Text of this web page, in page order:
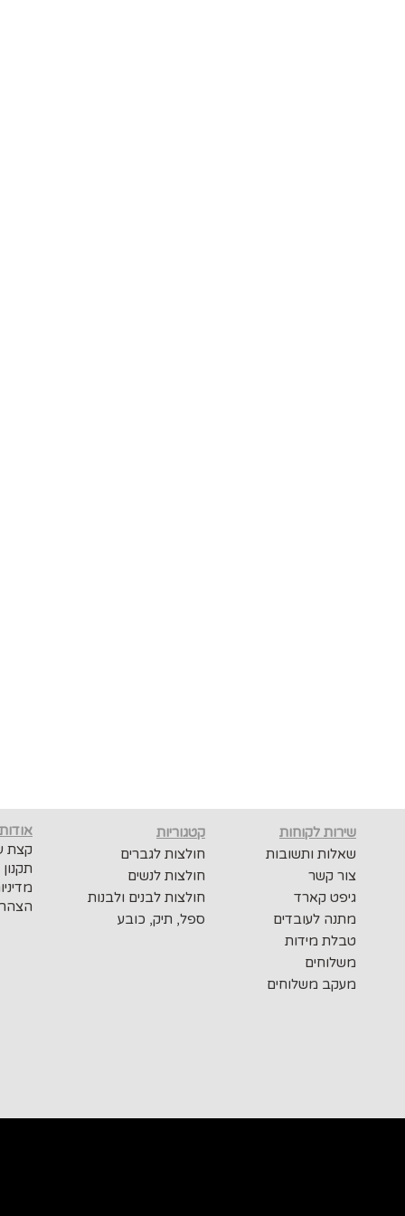
אודות
קצת
קטגוריות
חולצות לגברים
חולצות לנשים
חולצות לבנים ולבנות
ספל, תיק, כובע
שירות לקוחות
שאלות ותשובות
צור קשר
גיפט קארד
מתנה לעובדים
טבלת מידות
משלוחים
מעקב משלוחים